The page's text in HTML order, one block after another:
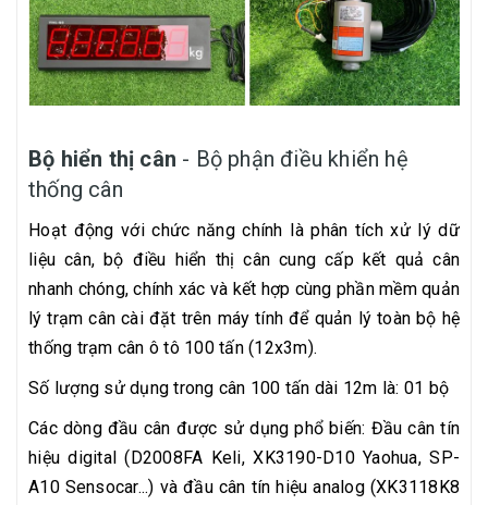
Bộ hiển thị cân - Bộ phận điều khiển hệ
thống cân
Hoạt động với chức năng chính là phân tích xử lý dữ
liệu cân, bộ điều hiển thị cân cung cấp kết quả cân
nhanh chóng, chính xác và kết hợp cùng phần mềm quản
lý trạm cân cài đặt trên máy tính để quản lý toàn bộ hệ
thống trạm cân ô tô 100 tấn (12x3m).
Số lượng sử dụng trong cân 100 tấn dài 12m là: 01 bộ
Các dòng đầu cân được sử dụng phổ biến: Đầu cân tín
hiệu digital (D2008FA Keli, XK3190-D10 Yaohua, SP-
A10 Sensocar...) và đầu cân tín hiệu analog (XK3118K8